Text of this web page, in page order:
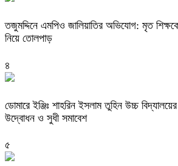
তজুমদ্দিনে এমপিও জালিয়াতির অভিযোগ: মৃত
নিয়ে তোলপাড়
৪
ডোমারে ইঞ্জিঃ শাহরিন ইসলাম তুহিন উচ্চ
উদ্বোধন ও সুধী সমাবেশ
৫